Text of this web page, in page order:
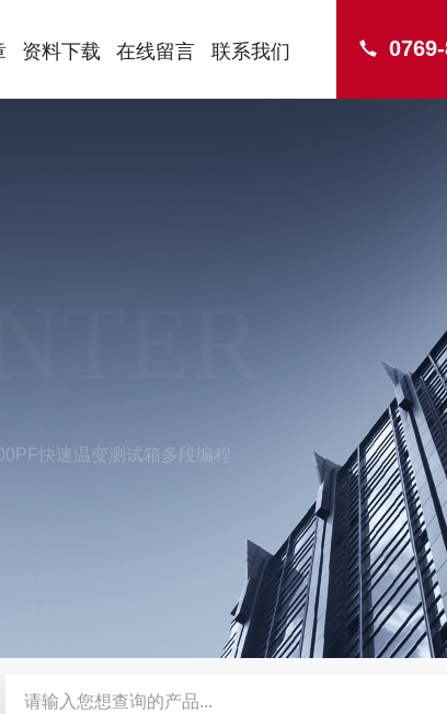
资料下载 在线留言 联系我们
快速温变测试箱多段编程
能 SMD-210PF-FPC抗寒耐湿 FPC 折弯机